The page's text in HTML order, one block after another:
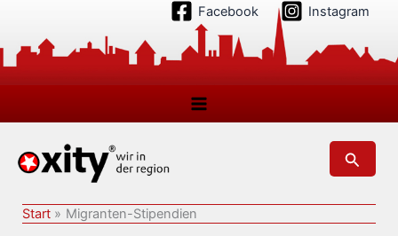
springen
Facebook Instagram
Suchen
Start Migranten-Stipendien